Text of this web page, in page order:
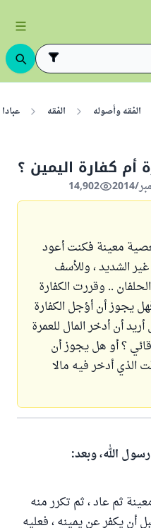
الفقه وأصوله الفقه
أم كفارة اليمين ؟
14,902
معينة فكنت أعود
الشديد ، وللأسف
الحلفان .. وقررت الكفارة
يجوز أن أؤجل الكفارة
أن أدخر المال للعمرة
؟ أو هل يجوز أن
الذي أدخر فيه مالا
الله، وبعد:
ثم عاد ، ثم تكرر منه
يكفر عن يمينه ، فعليه